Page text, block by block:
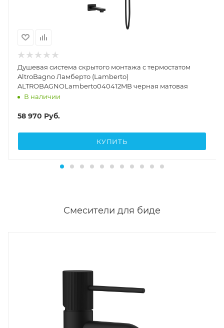
Душевая система скрытого монтажа с термостатом
AltroBagno Ламберто (Lamberto)
ALTROBAGNOLamberto040412MB черная матовая
В наличии
58 970 Руб.
КУПИТЬ
Смесители для биде